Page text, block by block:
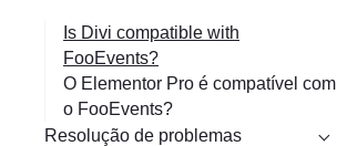
Is Divi compatible with
FooEvents?
O Elementor Pro é compatível com
o FooEvents?
Resolução de problemas